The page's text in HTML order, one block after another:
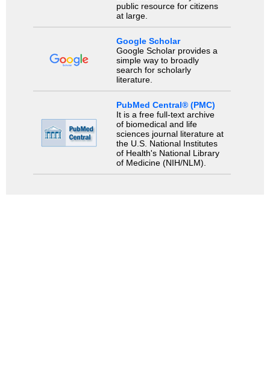
public resource for citizens
at large.
Google Scholar
Google Scholar provides a
simple way to broadly
search for scholarly
literature.
PubMed Central® (PMC)
It is a free full-text archive
of biomedical and life
sciences journal literature at
the U.S. National Institutes
of Health's National Library
of Medicine (NIH/NLM).